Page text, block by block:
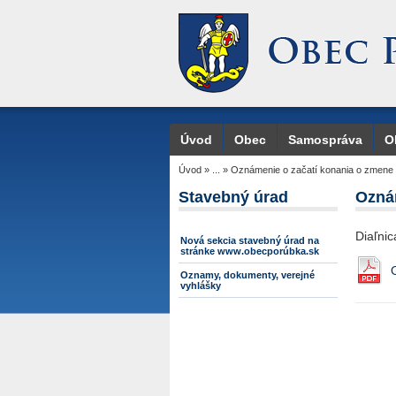
Úvod Obec Samospráva
Úvod » » Oznámenie o začatí konania o
Stavebný úrad
Nová sekcia stavebný úrad na
stránke www.obecporúbka.sk
Oznamy, dokumenty, verejné
vyhlášky